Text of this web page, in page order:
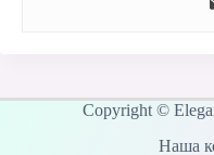
Copyright ©
Наша